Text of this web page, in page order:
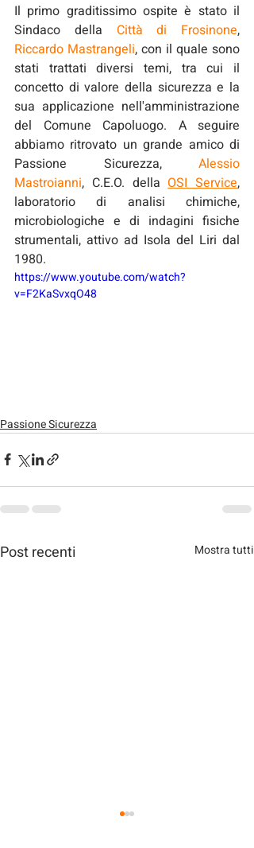
Il primo graditissimo ospite è stato il
Sindaco della Città di Frosinone
Riccardo Mastrangeli, con il quale sono
stati trattati diversi temi, tra cui il
concetto di valore della sicurezza e la
sua applicazione nell'amministrazione
del Comune Capoluogo. A seguire
abbiamo ritrovato un grande amico di
Passione Sicurezza, Alessio
Mastroianni, C.E.O. della OSI Service,
laboratorio di analisi chimiche,
microbiologiche e di indagini fisiche
strumentali, attivo ad Isola del Liri dal
1980.
https://www.youtube.com/watch?
v=F2KaSvxqO48
Passione Sicurezza
Post recenti Mostra tutti